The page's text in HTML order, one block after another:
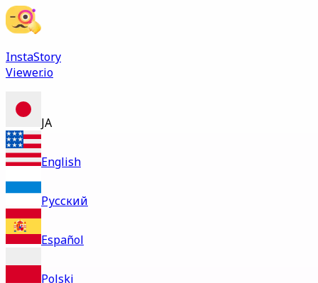
InstaStory
Viewer.io
JA
English
Русский
Español
Polski